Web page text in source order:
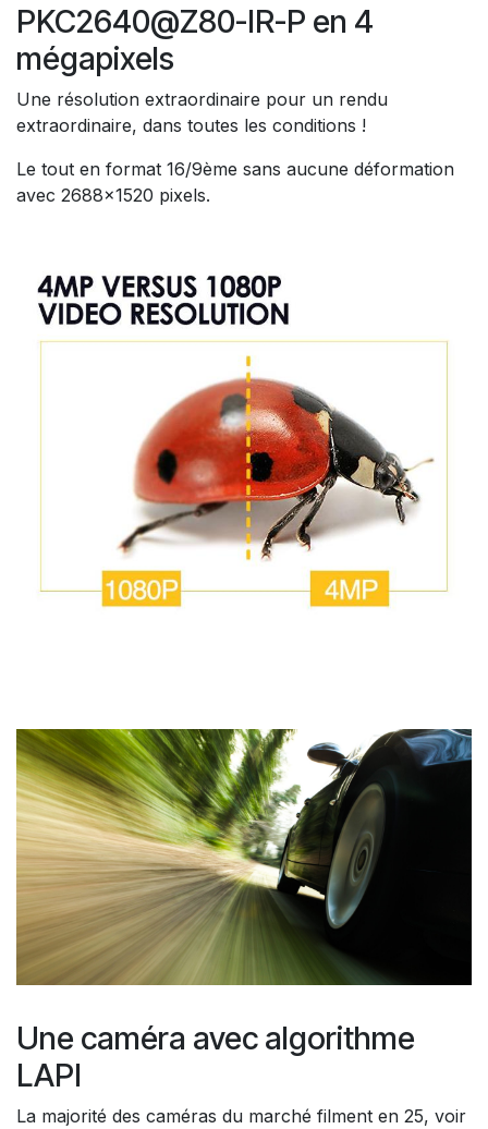
PKC2640@Z80-IR-P en 4
mégapixels
Une résolution extraordinaire pour un rendu
extraordinaire, dans toutes les conditions !
Le tout en format 16/9ème sans aucune déformation
avec 2688x1520 pixels.
Une caméra avec algorithme
LAPI
La majorité des caméras du marché filment en 25, voir